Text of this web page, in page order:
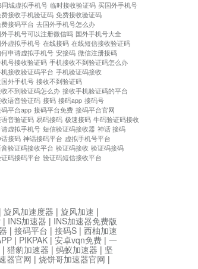
同城虚拟手机号 临时接收验证码 买国外手机号
接收手机验证码 免费接收验证码
接码平台 去国外手机号怎么办
外手机号可以注册微信吗 国外手机号大全
外虚拟手机号 在线接码 在线短信接收验证码
申请虚拟手机号 安接码 微信注册接码
号接收验证码 手机接收不到验证码怎么办
接收验证码平台 手机验证码接收
外手机号 接收不到验证码
不到验证码怎么办 接收手机验证码的平台
语音验证码 接码 接码app 接码号
平台app 接码平台免费 接码平台官网
音验证码 易码接码 极速接码 牛码验证码接收
虚拟手机号 短信验证码接收器 神话 接码
接码 神话接码平台 虚拟手机号平台
验证码接收平台 验证码接收 验证码接码
码接码平台 验证码短信接收平台
| 旋风加速度器 | 旋风加速 |
| INS加速器 | INS加速器免费版
| 接码平台 | 接码S | 西柚加速
| PIKPAK | 安卓vqn免费 | 一
| 猎豹加速器 | 蚂蚁加速器 | 坚
器官网 | 烧饼哥加速器官网 |